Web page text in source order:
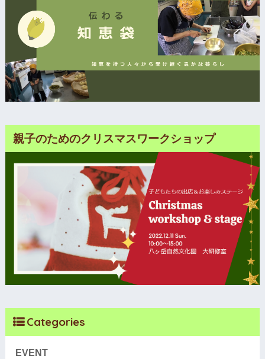
親子のためのクリスマスワークショップ
Categories
EVENT